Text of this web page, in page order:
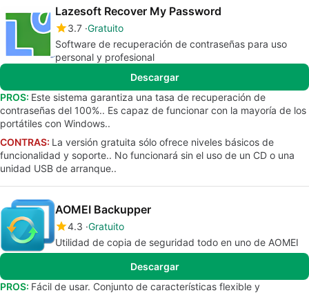
Lazesoft Recover My Password
3.7 Gratuito
Software de recuperación de contraseñas para uso
personal y profesional
Descargar
PROS: Este sistema garantiza una tasa de recuperación de
contraseñas del 100%.. Es capaz de funcionar con la mayoría de los
portátiles con Windows..
CONTRAS: La versión gratuita sólo ofrece niveles básicos de
funcionalidad y soporte.. No funcionará sin el uso de un CD o una
unidad USB de arranque..
AOMEI Backupper
4.3 Gratuito
Utilidad de copia de seguridad todo en uno de AOMEI
Descargar
PROS: Fácil de usar. Conjunto de características flexible y